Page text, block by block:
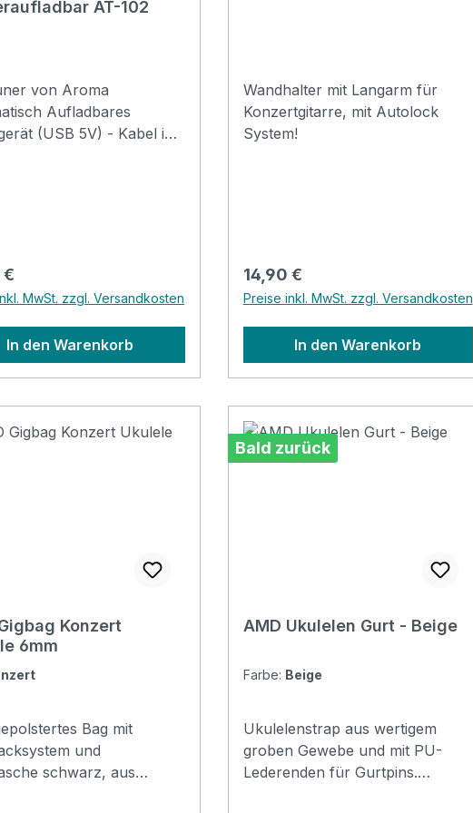
AT-102
von Aroma
(USB 5V) - Kabel im
E-
Bass, Violine und
Preis:
€
MwSt. zzgl. Versandkosten
In den Warenkorb
Wandhalter mit Langarm für
Konzertgitarre, mit Autolock
System!
Regulärer Preis:
14,90 €
Preise inkl. MwSt. zzgl. Versandkosten
In den Warenkorb
Konzert
6mm
Bag mit
und
schwarz, aus
Bald zurück
AMD Ukulelen Gurt - Beige
Farbe: Beige
Ukulelenstrap aus wertigem
groben Gewebe und mit PU-
Lederenden für Gurtpins.